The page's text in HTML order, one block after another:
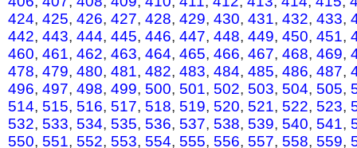
424, 425, 426, 427, 428, 429, 430, 431, 432, 433,
442, 443, 444, 445, 446, 447, 448, 449, 450, 451,
460, 461, 462, 463, 464, 465, 466, 467, 468, 469,
478, 479, 480, 481, 482, 483, 484, 485, 486, 487,
496, 497, 498, 499, 500, 501, 502, 503, 504, 505,
514, 515, 516, 517, 518, 519, 520, 521, 522, 523,
532, 533, 534, 535, 536, 537, 538, 539, 540, 541,
550, 551, 552, 553, 554, 555, 556, 557, 558, 559,